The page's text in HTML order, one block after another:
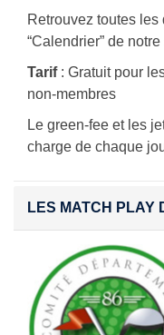
Retrouvez toutes
“Calendrier” de notre
Tarif: Gratuit pour
non-membres
Le green-fee et les
charge de chaque
LES MATCH PLAY